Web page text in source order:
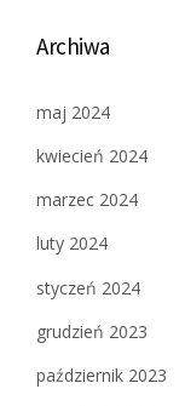
Archiwa
maj 2024
kwiecień 2024
marzec 2024
luty 2024
styczeń 2024
grudzień 2023
październik 2023